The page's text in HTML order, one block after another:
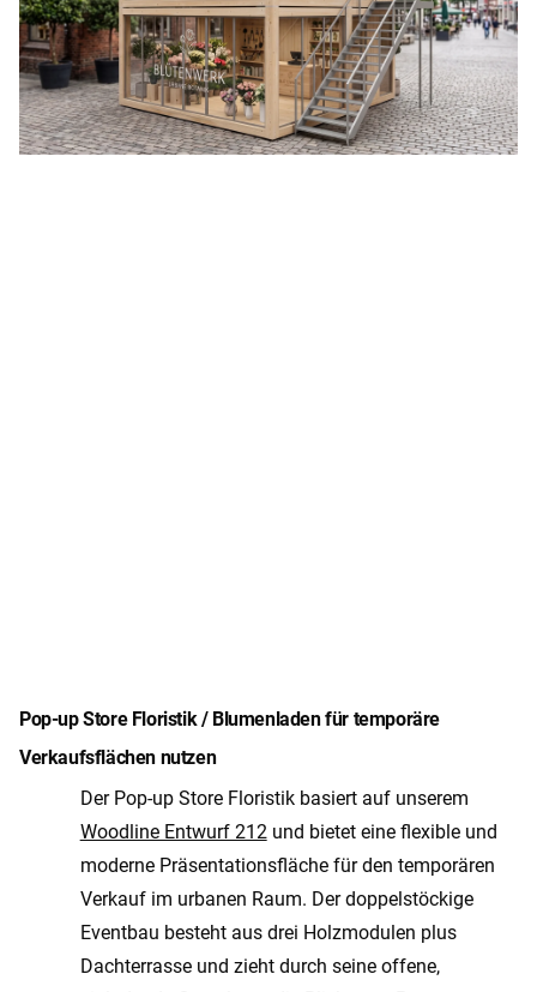
Pop-up Store Floristik / Blumenladen für temporäre
Verkaufsflächen nutzen
Der Pop-up Store Floristik basiert auf unserem
Woodline Entwurf 212und bietet eine flexible und
moderne Präsentationsfläche für den temporären
Verkauf im urbanen Raum. Der doppelstöckige
Eventbau besteht aus drei Holzmodulen plus
Dachterrasse und zieht durch seine offene,